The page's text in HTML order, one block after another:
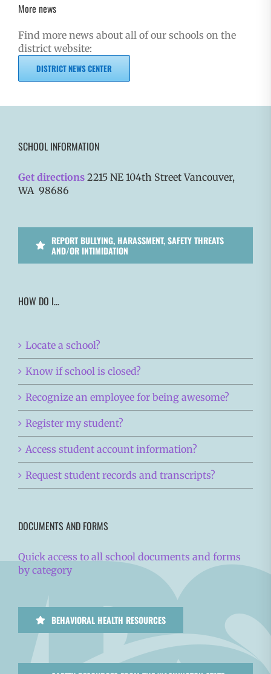
More news
Find more news about all of our schools on the
district website:
DISTRICT NEWS CENTER
SCHOOL INFORMATION
Get directions 2215 NE 104th Street Vancouver,
WA 98686
REPORT BULLYING, HARASSMENT, SAFETY THREATS
AND/OR INTIMIDATION
HOW DO I…
Locate a school?
Know if school is closed?
Recognize an employee for being awesome?
Register my student?
Access student account information?
Request student records and transcripts?
DOCUMENTS AND FORMS
Quick access to all school documents and forms
by category
BEHAVIORAL HEALTH RESOURCES